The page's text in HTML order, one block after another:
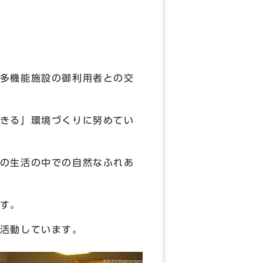
機能施設の御利用者との交
る」環境づくりに努めてい
生活の中での自然なふれあ
。
動しています。